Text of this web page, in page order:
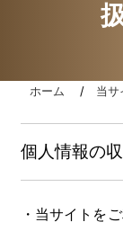
ホーム / 当サ
個人情報の
・当サイトを